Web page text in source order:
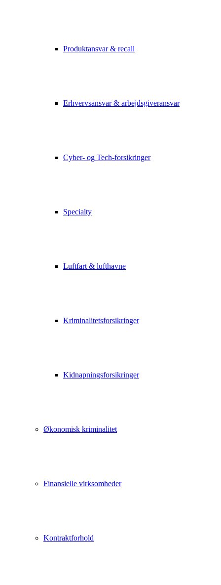
Produktansvar & recall
Erhvervsansvar & arbejdsgiveransvar
Cyber- og Tech-forsikringer
Specialty
Luftfart & lufthavne
Kriminalitetsforsikringer
Kidnapningsforsikringer
Økonomisk kriminalitet
Finansielle virksomheder
Kontraktforhold